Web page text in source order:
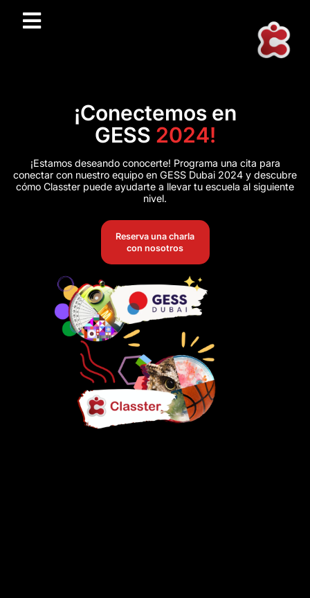
¡Conectemos en
GESS 2024!
¡Estamos deseando conocerte! Programa una cita para
conectar con nuestro equipo en GESS Dubai 2024 y descubre
cómo Classter puede ayudarte a llevar tu escuela al siguiente
nivel.
Reserva una charla
con nosotros